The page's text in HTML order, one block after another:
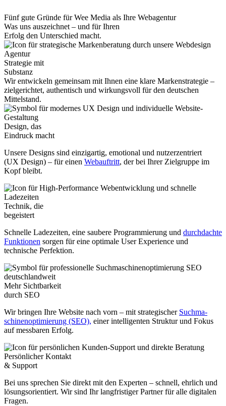
Fünf gute Gründe für Wee Media als Ihre Webagentur
Was uns auszeichnet – und für Ihren
Erfolg den Unterschied macht.
Strategie mit
Substanz
Wir entwickeln gemeinsam mit Ihnen eine klare Markenstrategie –
zielgerichtet, authentisch und wirkungsvoll für den deutschen
Mittelstand.
Design, das
Eindruck macht
Unsere Designs sind einzigartig, emotional und nutzerzentriert
(UX Design) – für einen Web­auftritt, der bei Ihrer Zielgruppe im
Kopf bleibt.
Technik, die
begeistert
Schnelle Ladezeiten, eine saubere Programmierung und durchdachte
Funktionen sorgen für eine optimale User Experience und
technische Perfektion.
Mehr Sichtbarkeit
durch SEO
Wir bringen Ihre Website nach vorn – mit strategischer Such­ma­
schinen­optimierung (SEO), einer intelligenten Struktur und Fokus
auf messbaren Erfolg.
Persönlicher Kontakt
& Support
Bei uns sprechen Sie direkt mit den Experten – schnell, ehrlich und
lösungsorientiert. Wir sind Ihr langfristiger Partner für alle digitalen
Fragen.